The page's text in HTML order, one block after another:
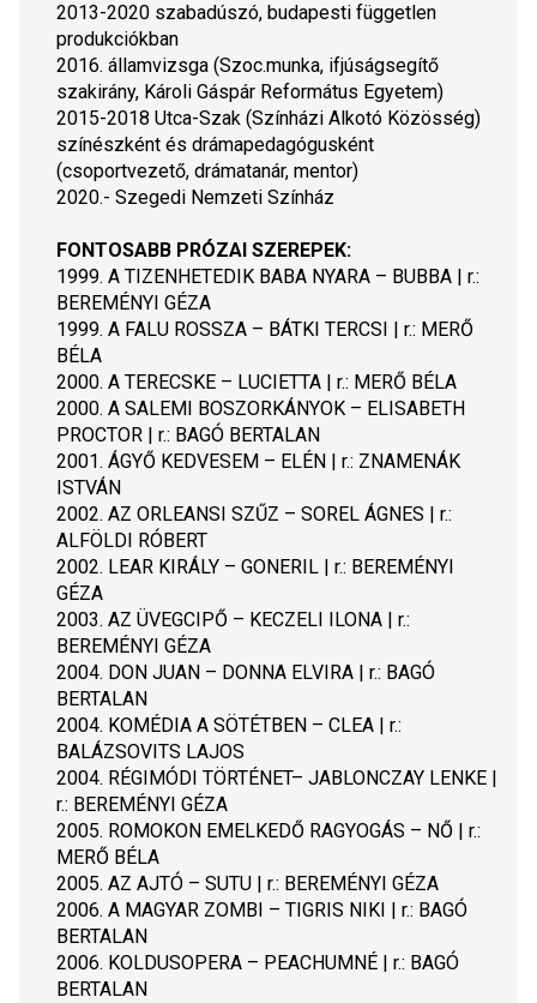
2013-2020 szabadúszó, budapesti független
produkciókban
2016. államvizsga (Szoc.munka, ifjúságsegítő
szakirány, Károli Gáspár Református Egyetem)
2015-2018 Utca-Szak (Színházi Alkotó Közösség)
színészként és drámapedagógusként
(csoportvezető, drámatanár, mentor)
2020.- Szegedi Nemzeti Színház
FONTOSABB PRÓZAI SZEREPEK:
1999. A TIZENHETEDIK BABA NYARA – BUBBA | r.:
BEREMÉNYI GÉZA
1999. A FALU ROSSZA – BÁTKI TERCSI | r.: MERŐ
BÉLA
2000. A TERECSKE – LUCIETTA | r.: MERŐ BÉLA
2000. A SALEMI BOSZORKÁNYOK – ELISABETH
PROCTOR | r.: BAGÓ BERTALAN
2001. ÁGYŐ KEDVESEM – ELÉN | r.: ZNAMENÁK
ISTVÁN
2002. AZ ORLEANSI SZŰZ – SOREL ÁGNES | r.:
ALFÖLDI RÓBERT
2002. LEAR KIRÁLY – GONERIL | r.: BEREMÉNYI
GÉZA
2003. AZ ÜVEGCIPŐ – KECZELI ILONA | r.:
BEREMÉNYI GÉZA
2004. DON JUAN – DONNA ELVIRA | r.: BAGÓ
BERTALAN
2004. KOMÉDIA A SÖTÉTBEN – CLEA | r.:
BALÁZSOVITS LAJOS
2004. RÉGIMÓDI TÖRTÉNET– JABLONCZAY LENKE |
r.: BEREMÉNYI GÉZA
2005. ROMOKON EMELKEDŐ RAGYOGÁS – NŐ | r.:
MERŐ BÉLA
2005. AZ AJTÓ – SUTU | r.: BEREMÉNYI GÉZA
2006. A MAGYAR ZOMBI – TIGRIS NIKI | r.: BAGÓ
BERTALAN
2006. KOLDUSOPERA – PEACHUMNÉ | r.: BAGÓ
BERTALAN